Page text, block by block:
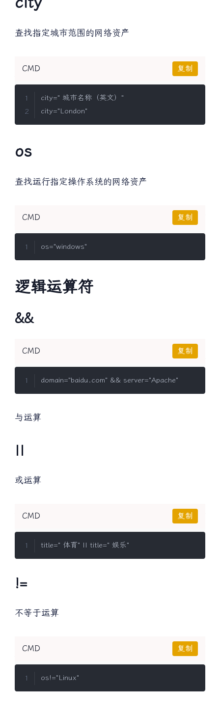
查找指定城市范围的网络资产
CMD 复制
city=" 城市名称（英文）"
os
查找运行指定操作系统的网络资产
CMD 复制
逻辑运算符
&&
CMD 复制
与运算
或运算
CMD 复制
!=
不等于运算
CMD 复制